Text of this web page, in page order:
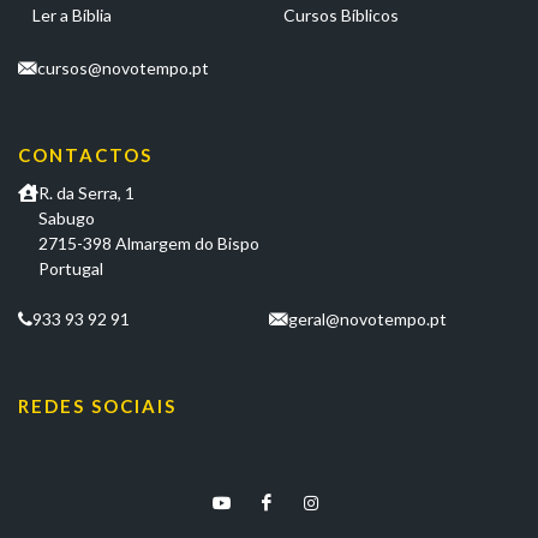
Ler a Bíblia Cursos Bíblicos
cursos@novotempo.pt
CONTACTOS
R. da Serra, 1
Sabugo
2715-398 Almargem do Bispo
Portugal
933 93 92 91 geral@novotempo.pt
REDES SOCIAIS